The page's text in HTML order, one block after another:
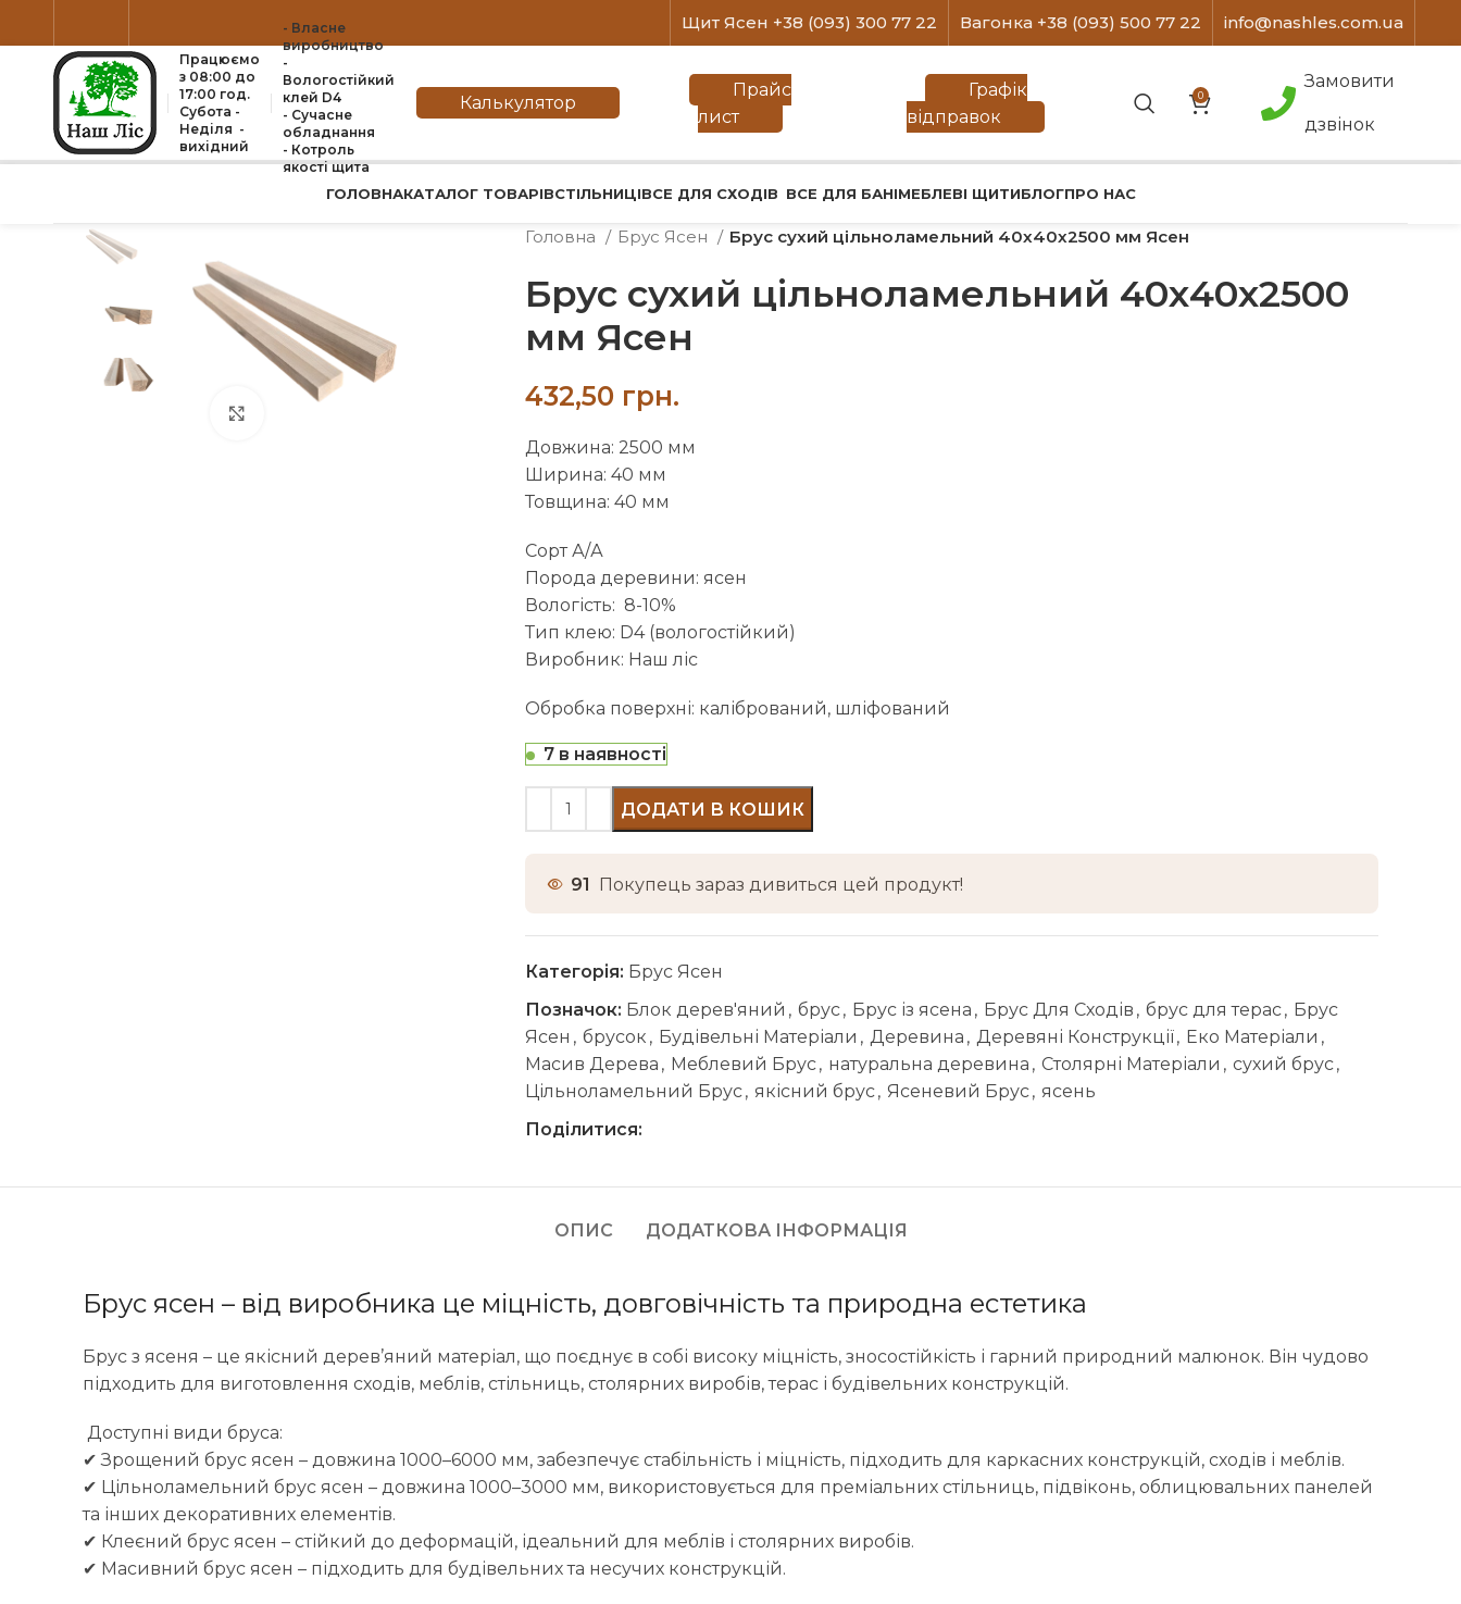
Щит Ясен +38 (093) 300 77 22 Вагонка +38 (093) 500 77 22 info@nashles.com.ua
Працюємо
з 08:00 до
17:00 год.
Субота -
Неділя -
вихідний
- Власне
виробництво
-
Вологостійкий
клей D4
- Сучасне
обладнання
- Котроль
якоcті щита
Калькулятор
Прайс
лист
Графік
відправок
0
Замовити
дзвінок
ГОЛОВНАКАТАЛОГ ТОВАРІВСТІЛЬНИЦІВСЕ ДЛЯ СХОДІВ ВСЕ ДЛЯ БАНІМЕБЛЕВІ ЩИТИБЛОГПРО НАС
Головна Брус Ясен Брус сухий цільноламельний 40х40х2500 мм Ясен
Брус сухий цільноламельний 40х40х2500
мм Ясен
грн.
Довжина: 2500 мм
Ширина: 40 мм
Товщина: 40 мм
Сорт А/А
Порода деревини: ясен
Вологість: 8-10%
Тип клею: D4 (вологостійкий)
Виробник: Наш ліс
Обробка поверхні: калібрований, шліфований
7 в наявності
ДОДАТИ В КОШИК
91 Покупець зараз дивиться цей продукт!
Категорія: Брус Ясен
Позначок: Блок дерев'яний , брус, Брус із ясена , Брус Для Сходів , брус для терас, Брус
Ясен , брусок , Будівельні Матеріали , Деревина , Деревяні Конструкції, Еко Матеріали ,
Масив Дерева , Меблевий Брус, натуральна деревина , Столярні Матеріали , сухий брус,
Цільноламельний Брус, якісний брус, Ясеневий Брус, ясень
Поділитися:
ОПИС ДОДАТКОВА ІНФОРМАЦІЯ
Брус ясен – від виробника це міцність, довговічність та природна естетика
Брус з ясеня – це якісний дерев’яний матеріал, що поєднує в собі високу міцність, зносостійкість і гарний природний малюнок. Він чудово
підходить для виготовлення сходів, меблів, стільниць, столярних виробів, терас і будівельних конструкцій.
Доступні види бруса:
✔ Зрощений брус ясен – довжина 1000–6000 мм, забезпечує стабільність і міцність, підходить для каркасних конструкцій, сходів і меблів.
✔ Цільноламельний брус ясен – довжина 1000–3000 мм, використовується для преміальних стільниць, підвіконь, облицювальних панелей
та інших декоративних елементів.
✔ Клеєний брус ясен – стійкий до деформацій, ідеальний для меблів і столярних виробів.
✔ Масивний брус ясен – підходить для будівельних та несучих конструкцій.